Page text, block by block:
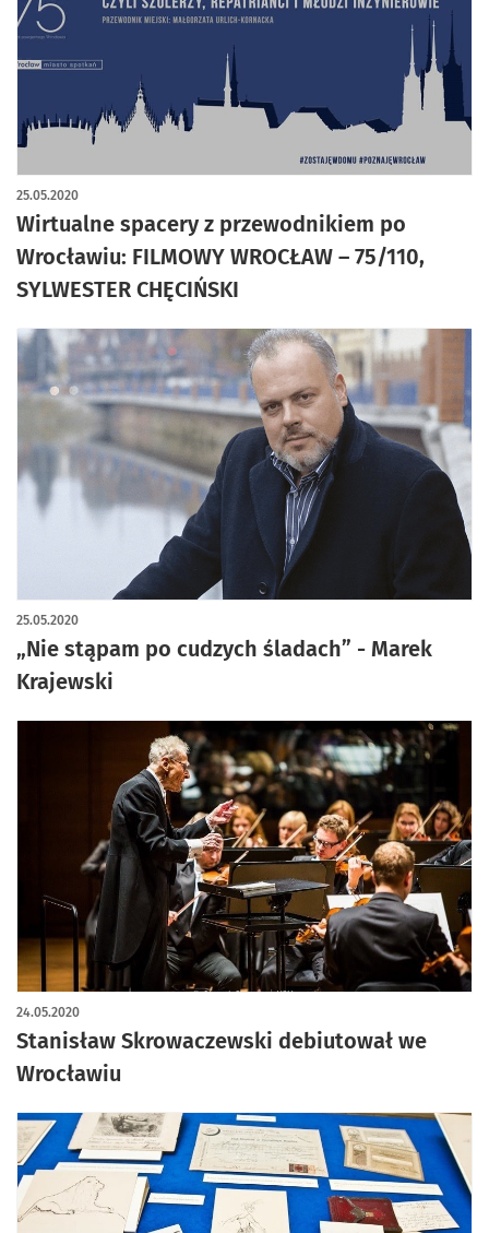
Wirtualne spacery z przewodnikiem po
Wrocławiu: FILMOWY WROCŁAW – 75/110,
SYLWESTER CHĘCIŃSKI
25.05.2020
„Nie stąpam po cudzych śladach” - Marek
Krajewski
25.05.2020
Stanisław Skrowaczewski debiutował we
Wrocławiu
24.05.2020